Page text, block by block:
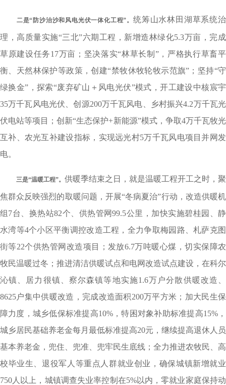
二是“防沙治沙和风电光伏一体化工程”。统筹山水林田湖草系统治
理，高质量实施“三北”六期工程，新增造林绿化5.3万亩，完成
草原建设任务17万亩；坚决落实“林草长制”，严格执行草畜平
衡、天然林保护等政策，创建“禁牧休牧轮牧示范旗”；坚持“守
绿换金”，探索“废弃矿山＋风电光伏”模式，开工建设中核宸宇
35万千瓦风电光伏、创源200万千瓦风电、乡村振兴4.2万千瓦光
伏电站等项目；创新“生态保护+新能源”模式，争取4万千瓦牧光
互补、农光互补建设指标，实现远光村5万千瓦风电项目并网发
电。
三是“温暖工程”。 供暖季结束之日，就是温暖工程开工之时，聚
焦群众反映强烈的取暖问题，开展“冬病夏治”行动，改造供暖机
组7台、换热站82个、供热管网99.5公里，加快实施碧桂园、静
水湾等4个小区平衡调控改造工程，全力争取梅园路、札萨克图
街等22个供热管网改造项目；发放6.7万吨暖心煤，切实保障农
牧民温暖过冬；推进清洁供暖试点和电网改造试点建设，在科尔
沁镇、居力很镇、察尔森镇等地实施1.6万户分散供暖改造、
8625户集中供暖改造，完成改造面积200万平方米；加大民生保
障力度，城乡低保标准提高10%，特困对象补助标准提高15%，
城乡居民基础养老金每月最低标准提高20元，继续提高退休人员
基本养老金，兜住、兜准、兜牢民生底线；全力推进农牧民、高
校毕业生、退役军人等重点人群就业创业，确保城镇新增就业
750人以上，城镇调查失业率控制在5%以内，零就业家庭保持动